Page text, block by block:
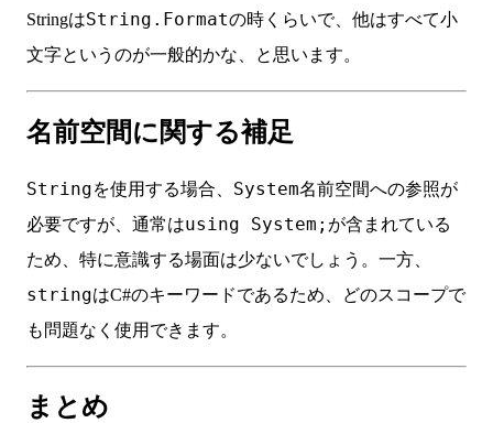
StringはString.Formatの時くらいで、他はすべて小
文字というのが一般的かな、と思います。
名前空間に関する補足
Stringを使用する場合、 System名前空間への参照が
必要ですが、通常はusing System; が含まれている
ため、特に意識する場面は少ないでしょう。一方、
stringはC#のキーワードであるため、どのスコープで
も問題なく使用できます。
まとめ